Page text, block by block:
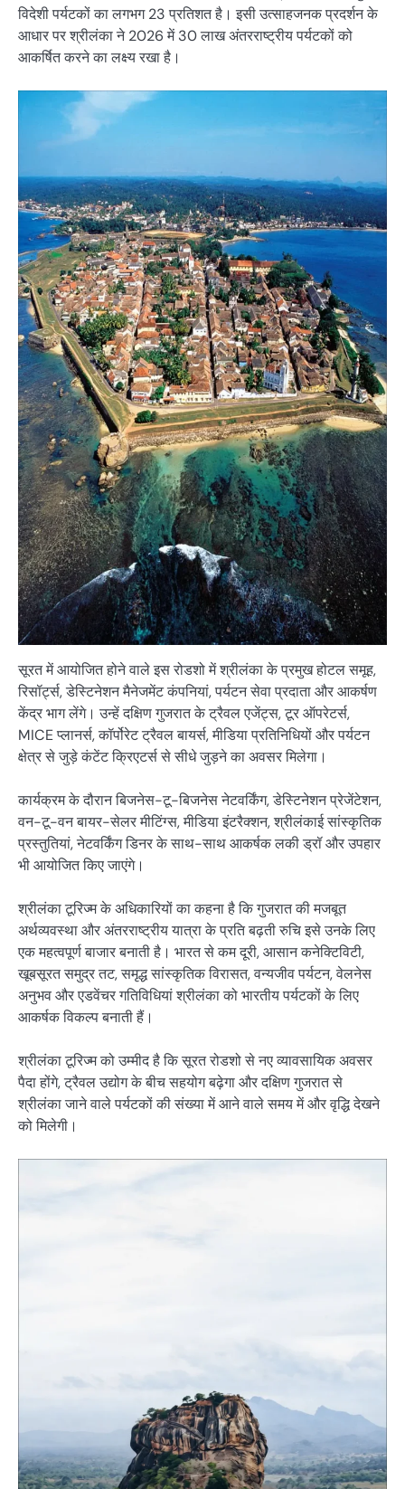
विदेशी पर्यटकों का लगभग 23 प्रतिशत है। इसी उत्साहजनक प्रदर्शन के
आधार पर श्रीलंका ने 2026 में 30 लाख अंतरराष्ट्रीय पर्यटकों को
आकर्षित करने का लक्ष्य रखा है।
सूरत में आयोजित होने वाले इस रोडशो में श्रीलंका के प्रमुख होटल समूह,
रिसॉर्ट्स, डेस्टिनेशन मैनेजमेंट कंपनियां, पर्यटन सेवा प्रदाता और आकर्षण
केंद्र भाग लेंगे। उन्हें दक्षिण गुजरात के ट्रैवल एजेंट्स, टूर ऑपरेटर्स,
MICE प्लानर्स, कॉर्पोरेट ट्रैवल बायर्स, मीडिया प्रतिनिधियों और पर्यटन
क्षेत्र से जुड़े कंटेंट क्रिएटर्स से सीधे जुड़ने का अवसर मिलेगा।
कार्यक्रम के दौरान बिजनेस-टू-बिजनेस नेटवर्किंग, डेस्टिनेशन प्रेजेंटेशन,
वन-टू-वन बायर-सेलर मीटिंग्स, मीडिया इंटरैक्शन, श्रीलंकाई सांस्कृतिक
प्रस्तुतियां, नेटवर्किंग डिनर के साथ-साथ आकर्षक लकी ड्रॉ और उपहार
भी आयोजित किए जाएंगे।
श्रीलंका टूरिज्म के अधिकारियों का कहना है कि गुजरात की मजबूत
अर्थव्यवस्था और अंतरराष्ट्रीय यात्रा के प्रति बढ़ती रुचि इसे उनके लिए
एक महत्वपूर्ण बाजार बनाती है। भारत से कम दूरी, आसान कनेक्टिविटी,
खूबसूरत समुद्र तट, समृद्ध सांस्कृतिक विरासत, वन्यजीव पर्यटन, वेलनेस
अनुभव और एडवेंचर गतिविधियां श्रीलंका को भारतीय पर्यटकों के लिए
आकर्षक विकल्प बनाती हैं।
श्रीलंका टूरिज्म को उम्मीद है कि सूरत रोडशो से नए व्यावसायिक अवसर
पैदा होंगे, ट्रैवल उद्योग के बीच सहयोग बढ़ेगा और दक्षिण गुजरात से
श्रीलंका जाने वाले पर्यटकों की संख्या में आने वाले समय में और वृद्धि देखने
को मिलेगी।